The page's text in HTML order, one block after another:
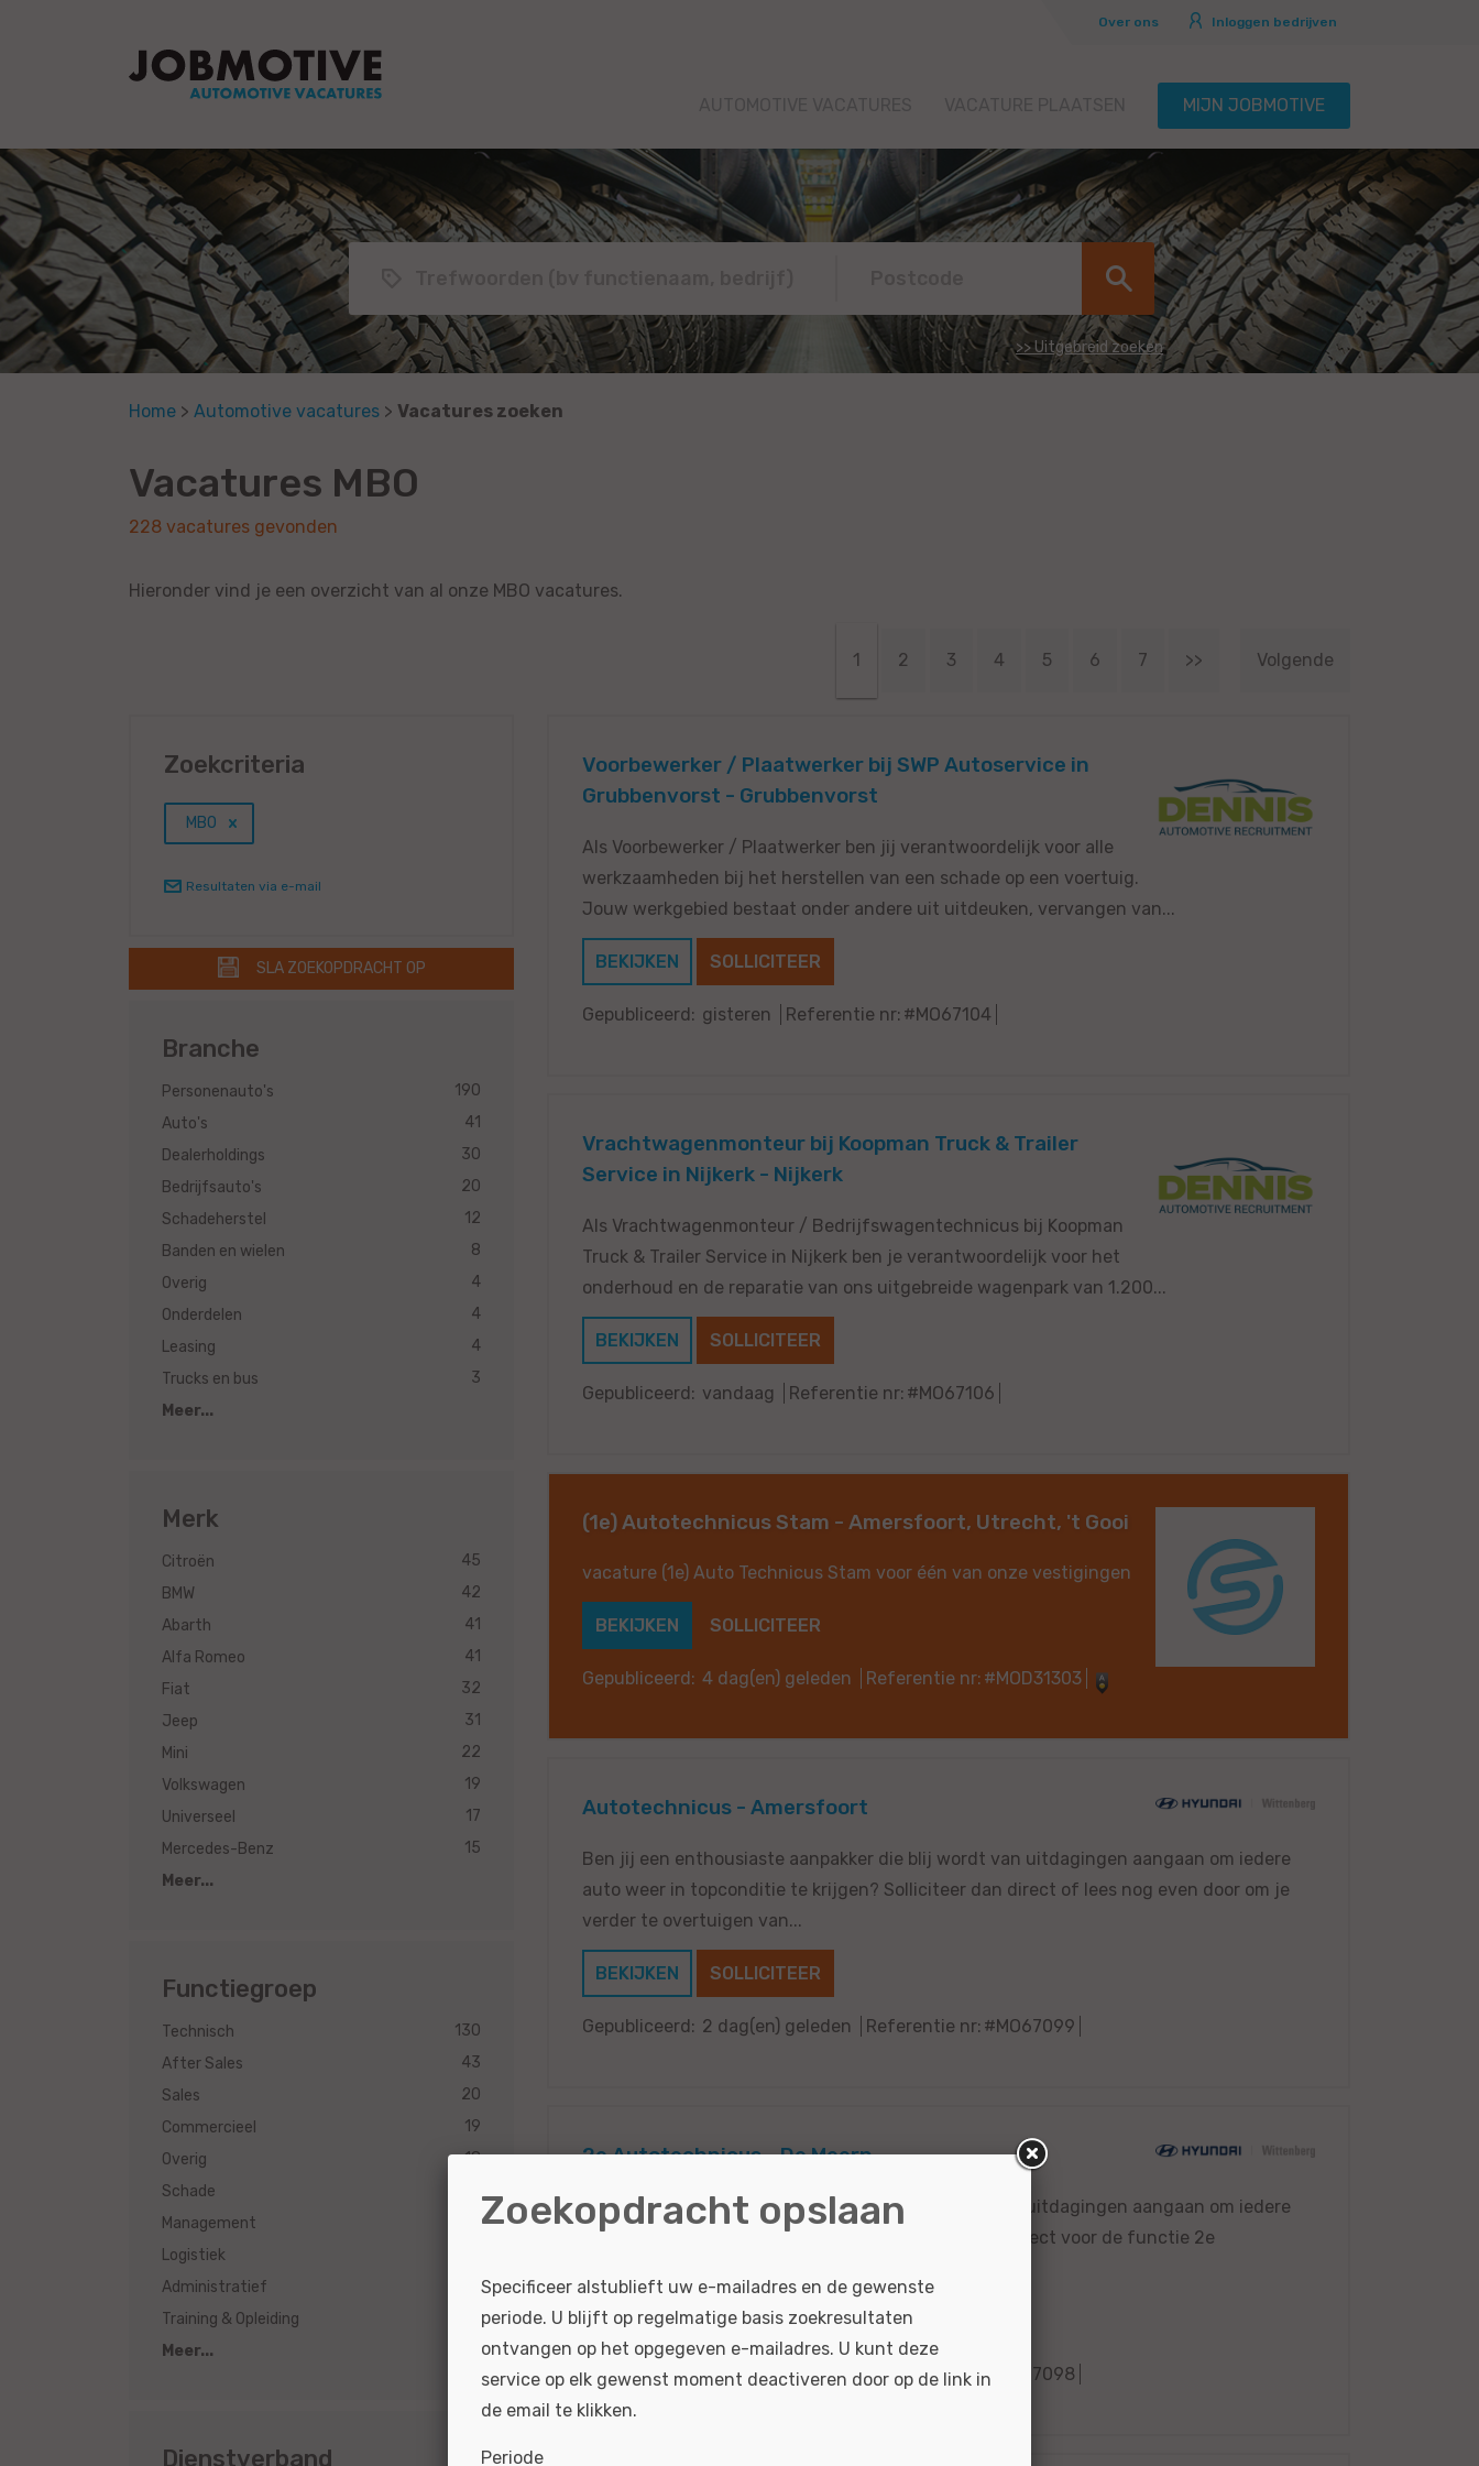
Over ons Inloggen bedrijven
MIJN JOBMOTIVE
>> Uitgebreid zoeken
Home > Automotive vacatures > Vacatures zoeken
Vacatures MBO
228 vacatures gevonden
Hieronder vind je een overzicht van al onze MBO vacatures.
1 2 3 4 5 6 7 >> Volgende
Voorbewerker / Plaatwerker bij SWP Autoservice in
Grubbenvorst - Grubbenvorst
Als Voorbewerker / Plaatwerker ben jij verantwoordelijk voor alle
werkzaamheden bij het herstellen van een schade op een voertuig.
Jouw werkgebied bestaat onder andere uit uitdeuken, vervangen van...
BEKIJKEN SOLLICITEER
Gepubliceerd: gisteren Referentie nr: #MO67104
Vrachtwagenmonteur bij Koopman Truck & Trailer
Service in Nijkerk - Nijkerk
Als Vrachtwagenmonteur / Bedrijfswagentechnicus bij Koopman
Truck & Trailer Service in Nijkerk ben je verantwoordelijk voor het
onderhoud en de reparatie van ons uitgebreide wagenpark van 1.200...
BEKIJKEN SOLLICITEER
Gepubliceerd: vandaag Referentie nr: #MO67106
(1e) Autotechnicus Stam - Amersfoort, Utrecht, 't Gooi
vacature (1e) Auto Technicus Stam voor één van onze vestigingen
BEKIJKEN SOLLICITEER
Gepubliceerd: 4 dag(en) geleden Referentie nr: #MOD31303
Autotechnicus - Amersfoort
Ben jij een enthousiaste aanpakker die blij wordt van uitdagingen aangaan om iedere
auto weer in topconditie te krijgen? Solliciteer dan direct of lees nog even door om je
verder te overtuigen van...
BEKIJKEN SOLLICITEER
Gepubliceerd: 2 dag(en) geleden Referentie nr: #MO67099
2e Autotechnicus - De Meern
Ben jij een enthousiaste aanpakker die blij wordt van uitdagingen aangaan om iedere
auto weer in topconditie te krijgen? Solliciteer dan direct voor de functie 2e
BEKIJKEN SOLLICITEER
Gepubliceerd:2 dag(en) geleden Referentie nr: #MO67098
Zoekcriteria
MBO
Resultaten via e-mail
SLA ZOEKOPDRACHT OP
Branche
Personenauto's
190
Auto's
41
Dealerholdings
30
Bedrijfsauto's
20
Schadeherstel
12
Banden en wielen
8
Overig
4
Onderdelen
4
Leasing
4
Trucks en bus
3
Meer...
Merk
Citroën
45
BMW
42
Abarth
41
Alfa Romeo
41
Fiat
32
Jeep
31
Mini
22
Volkswagen
19
Universeel
17
Mercedes-Benz
15
Meer...
Functiegroep
Technisch
130
After Sales
43
Sales
20
Commercieel
19
Overig
18
Schade
Management
Logistiek
Administratief
Training & Opleiding
Meer...
Dienstverband
Zoekopdracht opslaan
Specificeer alstublieft uw e-mailadres en de gewenste
periode. U blijft op regelmatige basis zoekresultaten
ontvangen op het opgegeven e-mailadres. U kunt deze
service op elk gewenst moment deactiveren door op de link in
de email te klikken.
Periode